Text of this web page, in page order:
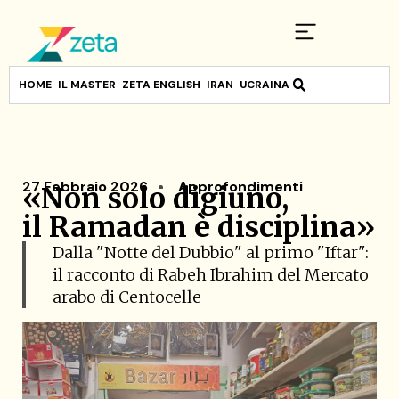
HOME IL MASTER ZETA ENGLISH IRAN UCRAINA
27 Febbraio 2026 Approfondimenti
«Non solo digiuno,
il Ramadan è disciplina»
Dalla "Notte del Dubbio" al primo "Iftar":
il racconto di Rabeh Ibrahim del Mercato
arabo di Centocelle